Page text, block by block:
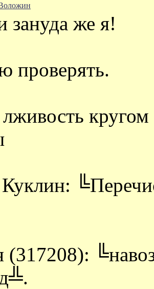
зануда же я!
проверять.
лживость
(317208):